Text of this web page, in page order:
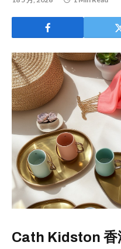
Cath Kidston 香